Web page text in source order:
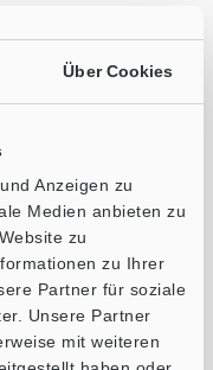
Über Cookies
Anzeigen zu
Medien anbieten zu
zu
zu Ihrer
Partner für soziale
Unsere Partner
mit weiteren